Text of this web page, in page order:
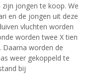
jongen te koop. We
en de jongen uit deze
vluchten worden
worden twee X tien
worden de
weer gekoppeld te
bij